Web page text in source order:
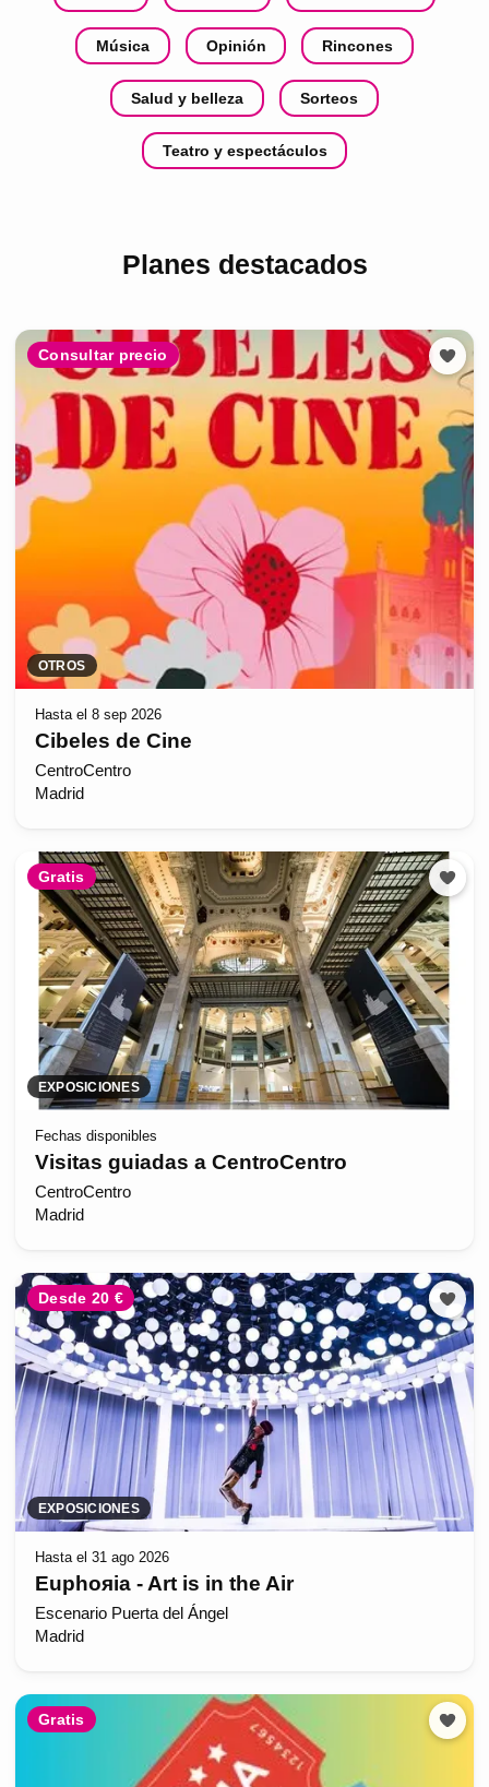
Música Opinión Rincones
Salud y belleza Sorteos
Teatro y espectáculos
Planes destacados
Consultar precio
OTROS
Hasta el 8 sep 2026
Cibeles de Cine
CentroCentro
Madrid
Gratis
EXPOSICIONES
Fechas disponibles
Visitas guiadas a CentroCentro
CentroCentro
Madrid
Desde 20 €
EXPOSICIONES
Hasta el 31 ago 2026
Euphoяia - Art is in the Air
Escenario Puerta del Ángel
Madrid
Gratis